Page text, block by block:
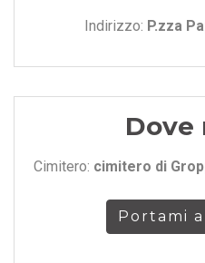
Indirizzo: P.zza
Dove
Cimitero: cimitero di
Portami